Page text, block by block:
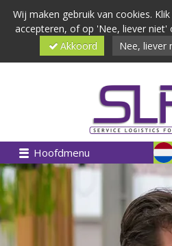
Wij maken gebruik van cookies.
accepteren, of op 'Nee, liever niet'
Akkoord
Nee, liever
Hoofdmenu